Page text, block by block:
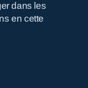
dans les
en cette